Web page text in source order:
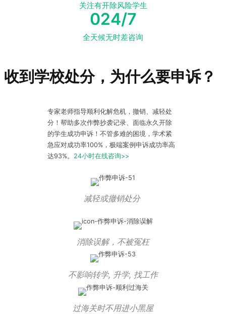
关注有开除风险学生
024/7
全天候无时差咨询
收到学校处分，为什么要申诉？
专家老师指导顺利化解危机，撤销、减轻处
分！帮助多次作弊抄袭记录、面临永久开除
的学生成功申诉！不管多难的困境，学术紧
急应对成功率100%，极端案例申诉成功率高
达93%。 24小时在线咨询>>
减轻或撤销处分
消除误解，不被冤枉
不影响转学, 升学, 找工作
过海关时不用进小黑屋